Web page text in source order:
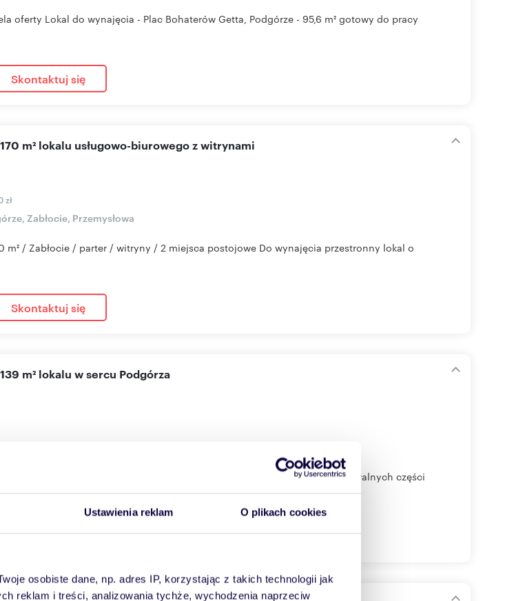
Ustawienia reklam O plikach cookies
osobiste dane, np. adres IP, korzystając z takich technologii jak
reklam i treści, analizowania tychże, wychodzenia naprzeciw
oferty Lokal do wynajęcia - Plac Bohaterów Getta, Podgórze - 95,6 m² gotowy do pracy
Skontaktuj się
m² lokalu usługowo-biurowego z witrynami
zł
Zabłocie, Przemysłowa
m² / Zabłocie / parter / witryny / 2 miejsca postojowe Do wynajęcia przestronny lokal o
Skontaktuj się
m² lokalu w sercu Podgórza
usługowy o powierzchni 139 m², położony w jednej z najbardziej rozpoznawalnych części